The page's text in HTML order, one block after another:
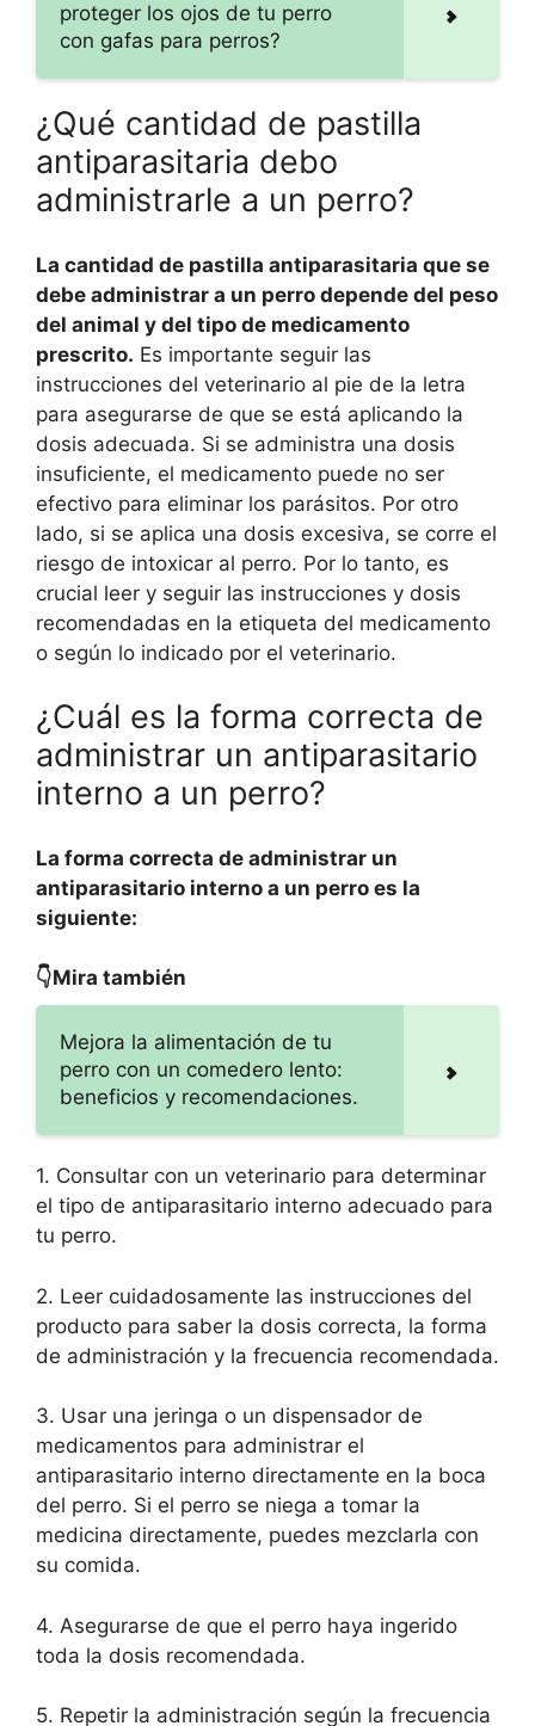
proteger los ojos de tu perro
con gafas para perros?
¿Qué cantidad de pastilla
antiparasitaria debo
administrarle a un perro?
La cantidad de pastilla antiparasitaria que se
debe administrar a un perro depende del peso
del animal y del tipo de medicamento
prescrito. Es importante seguir las
instrucciones del veterinario al pie de la letra
para asegurarse de que se está aplicando la
dosis adecuada. Si se administra una dosis
insuficiente, el medicamento puede no ser
efectivo para eliminar los parásitos. Por otro
lado, si se aplica una dosis excesiva, se corre el
riesgo de intoxicar al perro. Por lo tanto, es
crucial leer y seguir las instrucciones y dosis
recomendadas en la etiqueta del medicamento
o según lo indicado por el veterinario.
¿Cuál es la forma correcta de
administrar un antiparasitario
interno a un perro?
La forma correcta de administrar un
antiparasitario interno a un perro es la
siguiente:
👇Mira también
Mejora la alimentación de tu
perro con un comedero lento:
beneficios y recomendaciones.
1. Consultar con un veterinario para determinar
el tipo de antiparasitario interno adecuado para
tu perro.
2. Leer cuidadosamente las instrucciones del
producto para saber la dosis correcta, la forma
de administración y la frecuencia recomendada.
3. Usar una jeringa o un dispensador de
medicamentos para administrar el
antiparasitario interno directamente en la boca
del perro. Si el perro se niega a tomar la
medicina directamente, puedes mezclarla con
su comida.
4. Asegurarse de que el perro haya ingerido
toda la dosis recomendada.
5. Repetir la administración según la frecuencia